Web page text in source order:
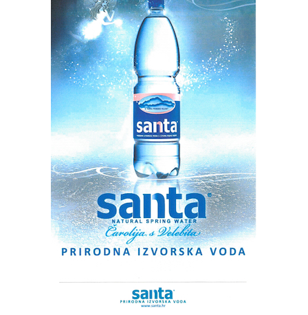
kupljene na benzinskim postajama printane su na
standardnim POS printerima za ispis računa).
Rate this item: Submit Rating
No votes yet.
POVEZANE TEME :
FEATURED
GLAZBENE VEČERI U SV. DONATU
NOĆNA JURNJAVA NA A1 / Švicarac kod čvora Pirovac
vozio brzinom od 251 kilometar na sat!
NE PROPUSTITE
7-DNEVNA PROGNOZA / Sunčano i vruće uz tople noći. U
srijedu mogući pljuskovi; u četvrtak jaka bura
manifestacije su Tržnica Zadar s partnerima Zadarskom
županijom i Sveučilištem u Zadru.
Sve s ciljem očuvanja i razvoja bogate tradicije
maslinarstva na području zadarske regije.